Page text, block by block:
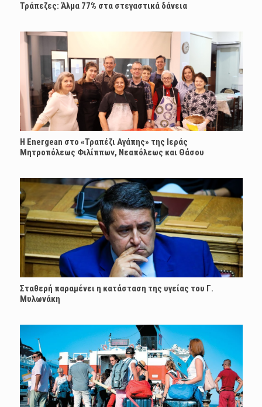
Τράπεζες: Άλμα 77% στα στεγαστικά δάνεια
H Energean στο «Τραπέζι Αγάπης» της Ιεράς
Μητροπόλεως Φιλίππων, Νεαπόλεως και Θάσου
Σταθερή παραμένει η κατάσταση της υγείας του Γ.
Μυλωνάκη